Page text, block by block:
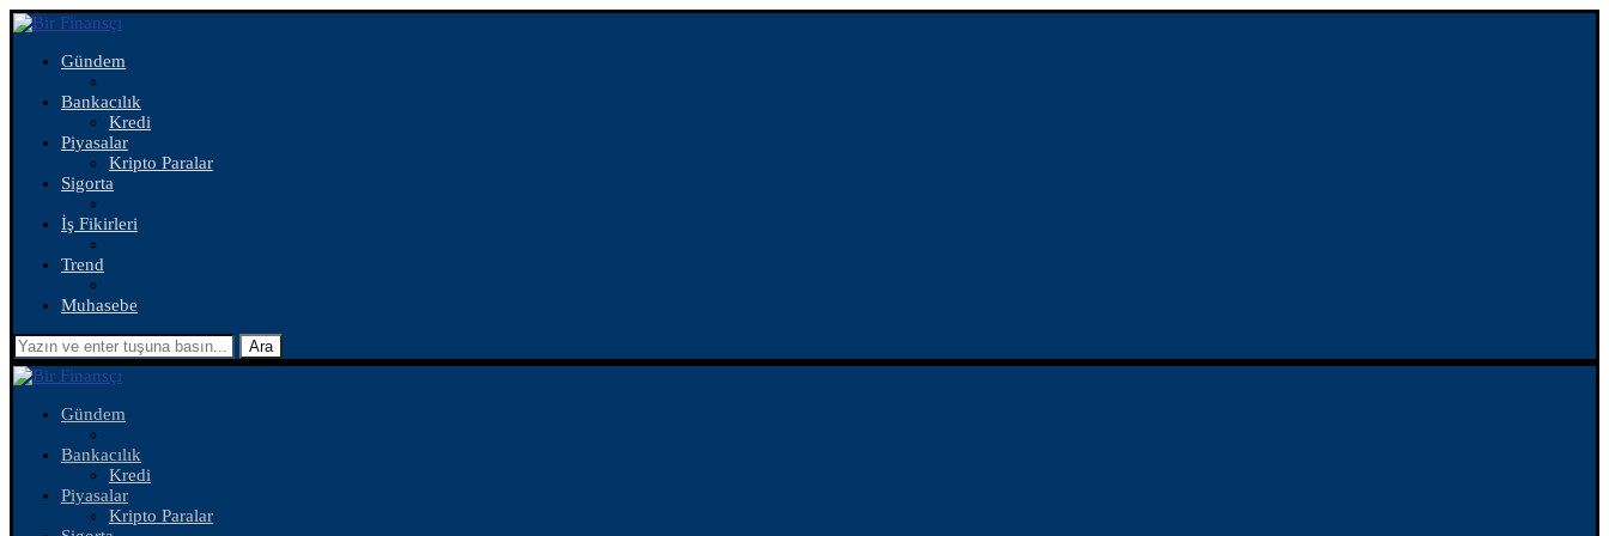
Gündem
Bankacılık
Kredi
Piyasalar
Kripto Paralar
Sigorta
İş Fikirleri
Trend
Muhasebe
Ara
Gündem
Bankacılık
Kredi
Piyasalar
Kripto Paralar